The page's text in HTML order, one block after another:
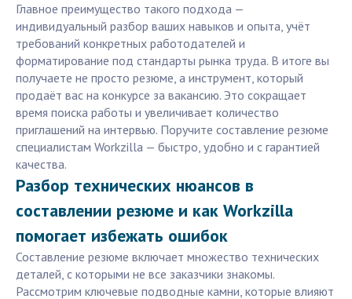
Главное преимущество такого подхода —
индивидуальный разбор ваших навыков и опыта, учёт
требований конкретных работодателей и
форматирование под стандарты рынка труда. В итоге вы
получаете не просто резюме, а инструмент, который
продаёт вас на конкурсе за вакансию. Это сокращает
время поиска работы и увеличивает количество
приглашений на интервью. Поручите составление резюме
специалистам Workzilla — быстро, удобно и с гарантией
качества.
Разбор технических нюансов в
составлении резюме и как Workzilla
помогает избежать ошибок
Составление резюме включает множество технических
деталей, с которыми не все заказчики знакомы.
Рассмотрим ключевые подводные камни, которые влияют